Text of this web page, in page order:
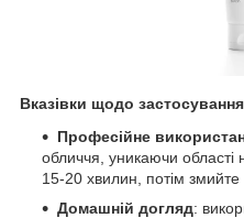
Вказівки щодо
Професійне
обличчя, уникаючи
15-20 хвилин, потім
Домашній догляд: